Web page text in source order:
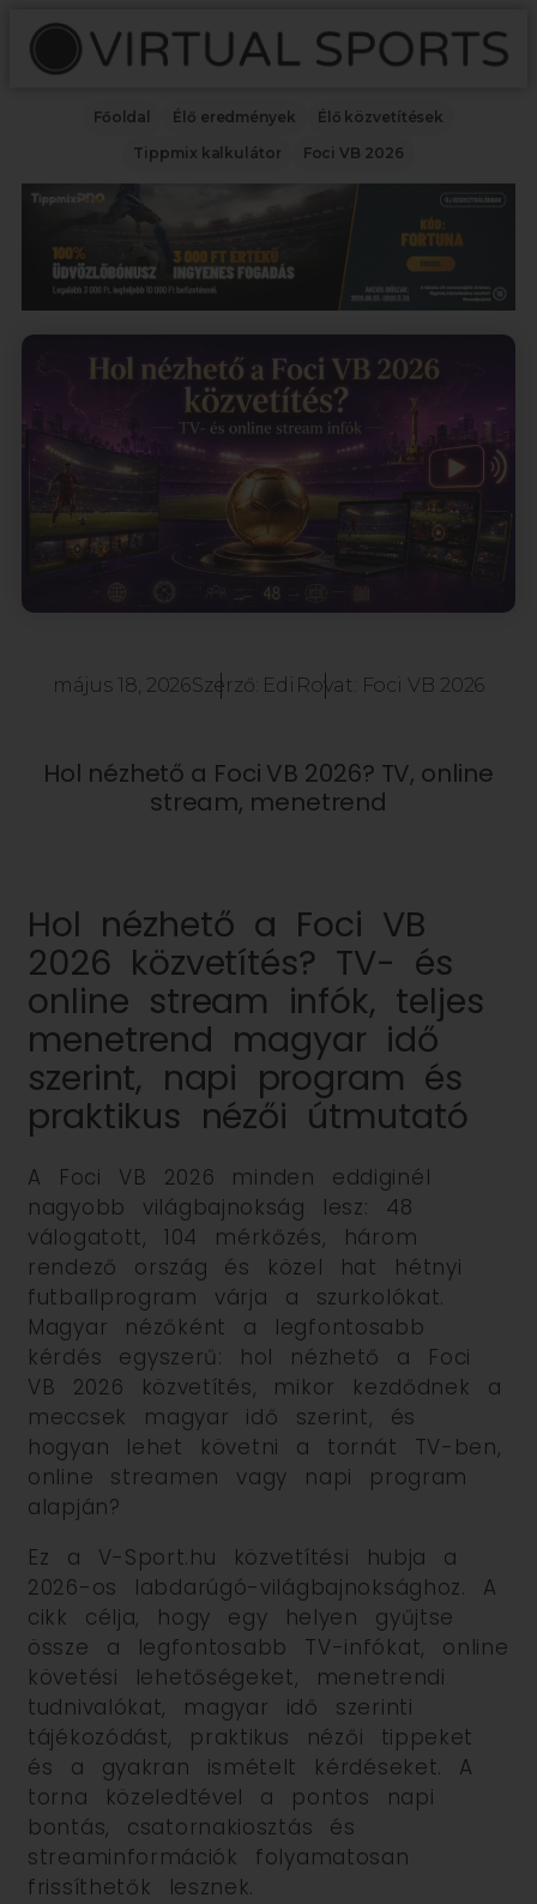
Főoldal Élő eredmények
Élő közvetítések
Tippmix kalkulátor
Foci VB 2026
május 18, 2026Szerző: Edi Rovat: Foci VB 2026
Hol nézhető a Foci VB 2026? TV, online
stream, menetrend
Hol nézhető a Foci VB
2026 közvetítés? TV- és
online stream infók, teljes
menetrend magyar idő
szerint, napi program és
praktikus nézői útmutató
A Foci VB 2026 minden eddiginél
nagyobb világbajnokság lesz: 48
válogatott, 104 mérkőzés, három
rendező ország és közel hat hétnyi
futballprogram várja a szurkolókat.
Magyar nézőként a legfontosabb
kérdés egyszerű: hol nézhető a Foci
VB 2026 közvetítés, mikor kezdődnek a
meccsek magyar idő szerint, és
hogyan lehet követni a tornát TV-ben,
online streamen vagy napi program
alapján?
Ez a V-Sport.hu közvetítési hubja a
2026-os labdarúgó-világbajnoksághoz. A
cikk célja, hogy egy helyen gyűjtse
össze a legfontosabb TV-infókat, online
követési lehetőségeket, menetrendi
tudnivalókat, magyar idő szerinti
tájékozódást, praktikus nézői tippeket
és a gyakran ismételt kérdéseket. A
torna közeledtével a pontos napi
bontás, csatornakiosztás és
streaminformációk folyamatosan
frissíthetők lesznek.